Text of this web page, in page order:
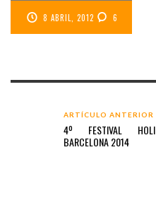
8 ABRIL, 2012 6
ARTÍCULO ANTERIOR
4º FESTIVAL HOLI
BARCELONA 2014